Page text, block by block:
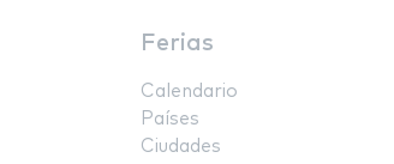
Ferias
Calendario
Países
Ciudades